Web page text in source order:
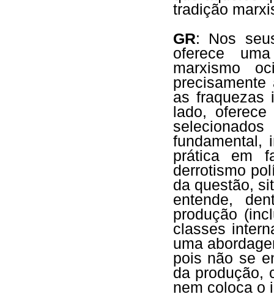
tradição
GR: Nos
oferece
marxismo
as fraquezas
lado,
fundamental,
prática em
derrotismo
da questão,
entende,
produção
classes
uma
pois não se
da produção,
nem coloca o